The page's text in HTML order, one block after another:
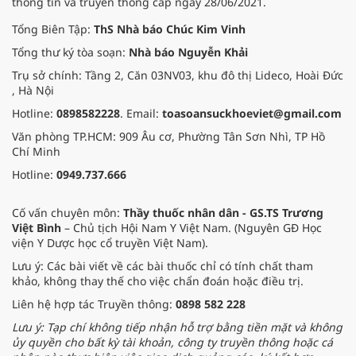
Tổng Biên Tập: ThS Nhà báo Chúc Kim Vinh
Tổng thư ký tòa soạn: Nhà báo Nguyễn Khải
Trụ sở chính: Tầng 2, Căn 03NV03, khu đô thị Lideco, Hoài Đức
, Hà Nội
Hotline: 0898582228. Email: toasoansuckhoeviet@gmail.com
Văn phòng TP.HCM: 909 Âu cơ, Phường Tân Sơn Nhì, TP Hồ
Chí Minh
Hotline: 0949.737.666
Cố vấn chuyên môn: Thầy thuốc nhân dân - GS.TS Trương
Việt Bình – Chủ tịch Hội Nam Y Việt Nam. (Nguyên GĐ Học
viện Y Dược học cổ truyền Việt Nam).
Lưu ý: Các bài viết về các bài thuốc chỉ có tính chất tham
khảo, không thay thế cho việc chẩn đoán hoặc điều trị.
Liên hệ hợp tác Truyền thông: 0898 582 228
Lưu ý: Tạp chí không tiếp nhận hỗ trợ bằng tiền mặt và không
ủy quyền cho bất kỳ tài khoản, công ty truyền thông hoặc cá